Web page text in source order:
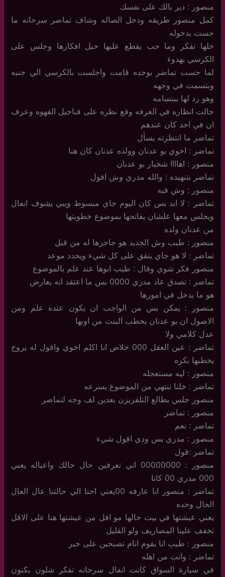
منصور : دير بالك على نفسك
كمل منصور طريقه ودخل الصاله وشاف تماضر سرحانه ما
حست بدخوله
خلها تفكر وما حب يقطع عليها حبل افكارها وجلس على
الكرسي بهدوء
لما حست تماضر بوجده قامت واجلست بالكرسي الي جنبه
وبتسمت في وجهه
وهو رد لها ببتسامه
جالت انظاره في الغرفه وقع نظره على فناجيل القهوه وعرف
ان في احد كان عندهم
تماضر ما انتظرته يسأل
تماضر : اخوي بو عدنان وولده عدنان كان هنا
منصور : اهاااا شخبار بو عدنان
تماضر بتنهيده : والله مدري وش اقول
منصور : وش فيه
تماضر : لا ابد بس كان اليوم جاي مبسوط ويبي يشوف انفال
ويجلس معها علشان يفاتحها بموضوع خطوبتها
من عدنان ولده
منصور : طيب وش الجديد هو حاجزها له من قبل
تماضر : لا هو جاي يتفق على كل شيء ويحدد موعد
منصور فكر شوي وقال : طيب ابوها عند علم بالموضوع
تماضر : تصدق عاد مدري 0000 بس ما اعتقد انه يعارض
هو ما يدخل في امورها
منصور : يمكن بس من الواجب ان يكون عنده علم ومن
الاصول ان بو عدنان يخطب البنت من اوبها
عدل كلامي ولا
تماضر : عين العقل 000 خلاص انا اكلم اخوي واقول له يروح
يخطبها بكره
منصور : ليه مستعجله
تماضر : خلنا ننتهي من الموضوع بسرعه
منصور جلس يطالع التلفزيزن بعدين لف وجه لتماضر
منصور : تماضر
تماضر : نعم
منصور : مدري بس ودي اقول شيء
تماضر :قول
منصور : 00000000 اتي تعرفين حال خالك واعياله يعني
000 مدري 00 كانا
تماضر : منصور انا عارفه 00يعني احنا الي حالتنا عال العال
الحال وحده
يعني عيشتها في بيت خالها مو اقل من عيشتها هنا على الاقل
تخفف علينا المصاريف ولو القليل
منصور : طيب انا بقوم انام تصبحين على خير
تماضر : وانت من اهله
في سيارة السواق كانت انفال سرحانه تفكر شلون بكنون